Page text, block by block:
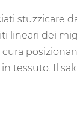
stuzzicare
lineari dei
tessuto. Il